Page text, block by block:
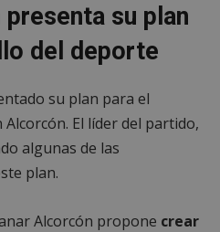
su plan
del deporte
su plan para el
El líder del partido,
algunas de las
plan.
Alcorcón propone crear